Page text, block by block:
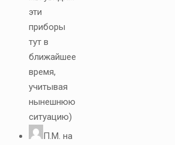
эти
приборы
тут в
ближайшее
время,
учитывая
нынешнюю
ситуацию)
П.М. на